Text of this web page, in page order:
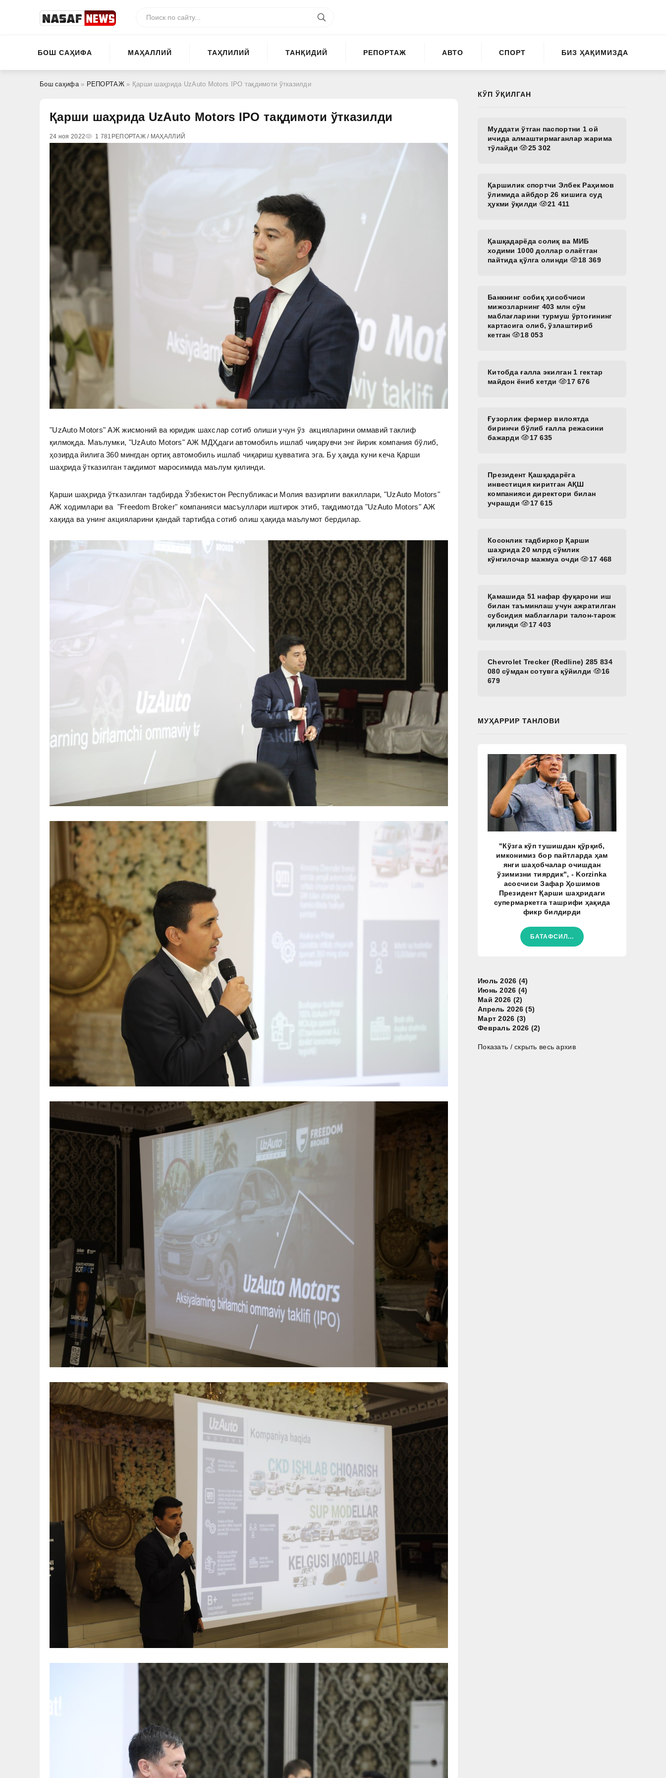
БОШ САҲИФА МАҲАЛЛИЙ ТАҲЛИЛИЙ ТАНҚИДИЙ РЕПОРТАЖ АВТО СПОРТ БИЗ ҲАҚИМИЗДА
Бош саҳифа» РЕПОРТАЖ» Қарши шаҳрида UzAuto Motors IPO тақдимоти ўтказилди
Қарши шаҳрида UzAuto Motors IPO тақдимоти ўтказилди
24 ноя 2022 1 781 РЕПОРТАЖ / МАҲАЛЛИЙ
"UzAuto Motors" АЖ жисмоний ва юридик шахслар сотиб олиши учун ўз акцияларини оммавий таклиф
қилмоқда. Маълумки, "UzAuto Motors" АЖ МДҲдаги автомобиль ишлаб чиқарувчи энг йирик компания бўлиб,
ҳозирда йилига 360 мингдан ортиқ автомобиль ишлаб чиқариш қувватига эга. Бу ҳақда куни кеча Қарши
шаҳрида ўтказилган тақдимот маросимида маълум қилинди.
Қарши шаҳрида ўтказилган тадбирда Ўзбекистон Республикаси Молия вазирлиги вакиллари, "UzAuto Motors"
АЖ ходимлари ва "Freedom Broker" компанияси масъуллари иштирок этиб, тақдимотда "UzAuto Motors" АЖ
хақида ва унинг акцияларини қандай тартибда сотиб олиш ҳақида маълумот бердилар.
КЎП ЎҚИЛГАН
Муддати ўтган паспортни 1 ой
ичида алмаштирмаганлар жарима
тўлайди
25 302
Қаршилик спортчи Элбек Раҳимов
ўлимида айбдор 26 кишига суд
ҳукми ўқилди
21 411
Қашқадарёда солиқ ва МИБ
ходими 1000 доллар олаётган
пайтида қўлга олинди
18 369
Банкнинг собиқ ҳисобчиси
мижозларнинг 403 млн сўм
маблағларини турмуш ўртоғининг
картасига олиб, ўзлаштириб
кетган
18 053
Китобда ғалла экилган 1 гектар
майдон ёниб кетди
17 676
Ғузорлик фермер вилоятда
биринчи бўлиб ғалла режасини
бажарди
17 635
Президент Қашқадарёга
инвестиция киритган АҚШ
компанияси директори билан
учрашди
17 615
Косонлик тадбиркор Қарши
шаҳрида 20 млрд сўмлик
кўнгилочар мажмуа очди
17 468
Қамашида 51 нафар фуқарони иш
билан таъминлаш учун ажратилган
субсидия маблағлари талон-тарож
қилинди
17 403
Chevrolet Trecker (Redline) 285 834
080 сўмдан сотувга қўйилди
16
679
МУҲАРРИР ТАНЛОВИ
"Кўзга кўп тушишдан қўрқиб,
имконимиз бор пайтларда ҳам
янги шаҳобчалар очишдан
ўзимизни тиярдик", - Korzinka
асосчиси Зафар Ҳошимов
Президент Қарши шаҳридаги
супермаркетга ташрифи ҳақида
фикр билдирди
БАТАФСИЛ...
Июль 2026 (4)
Июнь 2026 (4)
Май 2026 (2)
Апрель 2026 (5)
Март 2026 (3)
Февраль 2026 (2)
Показать / скрыть весь архив